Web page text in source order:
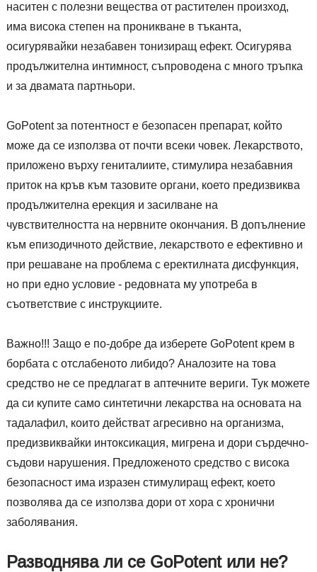
наситен с полезни вещества от растителен произход,
има висока степен на проникване в тъканта,
осигурявайки незабавен тонизиращ ефект. Осигурява
продължителна интимност, съпроводена с много тръпка
и за двамата партньори.
GoPotent за потентност е безопасен препарат, който
може да се използва от почти всеки човек. Лекарството,
приложено върху гениталиите, стимулира незабавния
приток на кръв към тазовите органи, което предизвиква
продължителна ерекция и засилване на
чувствителността на нервните окончания. В допълнение
към епизодичното действие, лекарството е ефективно и
при решаване на проблема с еректилната дисфункция,
но при едно условие - редовната му употреба в
съответствие с инструкциите.
Важно!!! Защо е по-добре да изберете GoPotent крем в
борбата с отслабеното либидо? Аналозите на това
средство не се предлагат в аптечните вериги. Тук можете
да си купите само синтетични лекарства на основата на
тадалафил, които действат агресивно на организма,
предизвиквайки интоксикация, мигрена и дори сърдечно-
съдови нарушения. Предложеното средство с висока
безопасност има изразен стимулиращ ефект, което
позволява да се използва дори от хора с хронични
заболявания.
Разводнява ли се GoPotent или не?